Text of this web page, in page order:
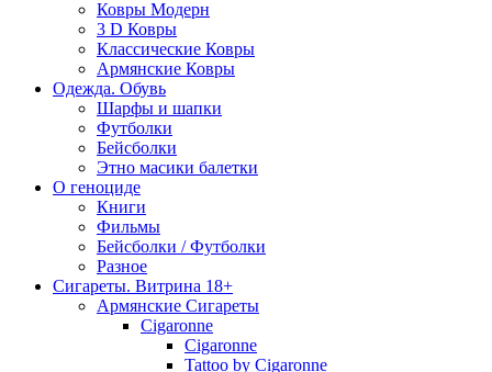
Ковры Модерн
3 D Ковры
Классические Ковры
Армянские Ковры
Одежда. Обувь
Шарфы и шапки
Футболки
Бейсболки
Этно масики балетки
О геноциде
Книги
Фильмы
Бейсболки / Футболки
Разное
Сигареты. Витрина 18+
Армянские Сигареты
Cigaronne
Cigaronne
Tattoo by Cigaronne